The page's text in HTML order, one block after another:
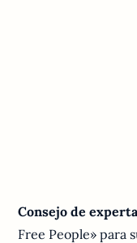
Consejo de
Free People» para